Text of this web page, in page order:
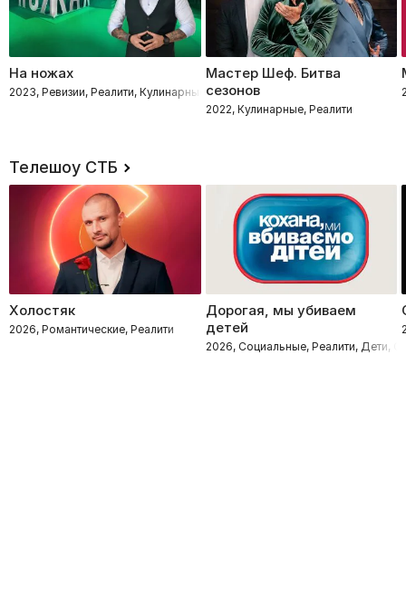
На ножах
2023, Ревизии, Реалити, Кулинарные
Мастер Шеф. Битва
сезонов
2022, Кулинарные, Реалити
Телешоу СТБ
Холостяк
2026, Романтические, Реалити
Дорогая, мы убиваем
детей
2026, Социальные, Реалити, Дети,